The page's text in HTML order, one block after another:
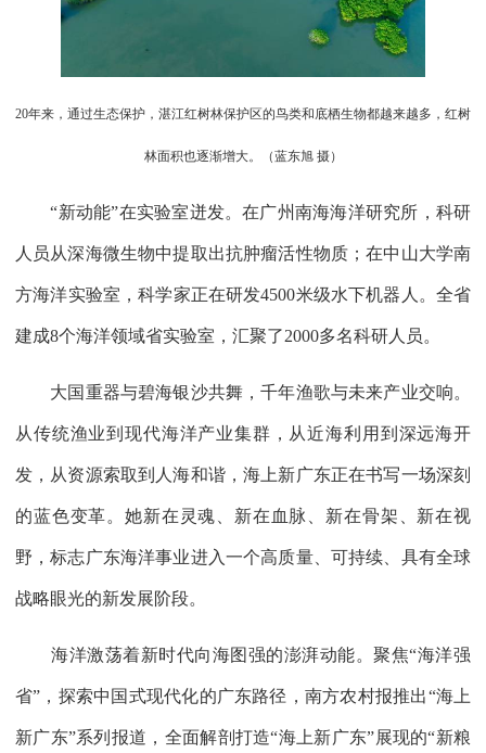
20年来，通过生态保护，湛江红树林保护区的鸟类和底栖生物都越来越多，红树
林面积也逐渐增大。（蓝东旭 摄）
“新动能”在实验室迸发。在广州南海海洋研究所，科研
人员从深海微生物中提取出抗肿瘤活性物质；在中山大学南
方海洋实验室，科学家正在研发4500米级水下机器人。全省
建成8个海洋领域省实验室，汇聚了2000多名科研人员。
大国重器与碧海银沙共舞，千年渔歌与未来产业交响。
从传统渔业到现代海洋产业集群，从近海利用到深远海开
发，从资源索取到人海和谐，海上新广东正在书写一场深刻
的蓝色变革。她新在灵魂、新在血脉、新在骨架、新在视
野，标志广东海洋事业进入一个高质量、可持续、具有全球
战略眼光的新发展阶段。
海洋激荡着新时代向海图强的澎湃动能。聚焦“海洋强
省”，探索中国式现代化的广东路径，南方农村报推出“海上
新广东”系列报道，全面解剖打造“海上新广东”展现的“新粮